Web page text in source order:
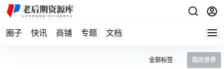
圈子 快讯 商铺 专题 文档
全部标签 我的世界